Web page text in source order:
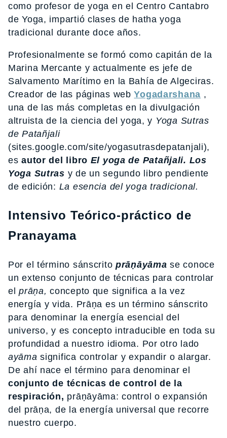
como profesor de yoga en el Centro Cantabro
de Yoga, impartió clases de hatha yoga
tradicional durante doce años.
Profesionalmente se formó como capitán de la
Marina Mercante y actualmente es jefe de
Salvamento Marítimo en la Bahía de Algeciras.
Creador de las páginas webYogadarshana ,
una de las más completas en la divulgación
altruista de la ciencia del yoga, y Yoga Sutras
de Patañjali
(sites.google.com/site/yogasutrasdepatanjali),
esautor del libro El yoga de Patañjali. Los
Yoga Sutras y de un segundo libro pendiente
de edición: La esencia del yoga tradicional.
Intensivo Teórico-práctico de
Pranayama
Por el término sánscrito prāṇāyāma se conoce
un extenso conjunto de técnicas para controlar
elprāṇa, concepto que significa a la vez
energía y vida. Prāṇa es un término sánscrito
para denominar la energía esencial del
universo, y es concepto intraducible en toda su
profundidad a nuestro idioma. Por otro lado
ayāma significa controlar y expandir o alargar.
De ahí nace el término para denominar el
conjunto de técnicas de control de la
respiración, prāṇāyāma: control o expansión
del prāṇa, de la energía universal que recorre
nuestro cuerpo.